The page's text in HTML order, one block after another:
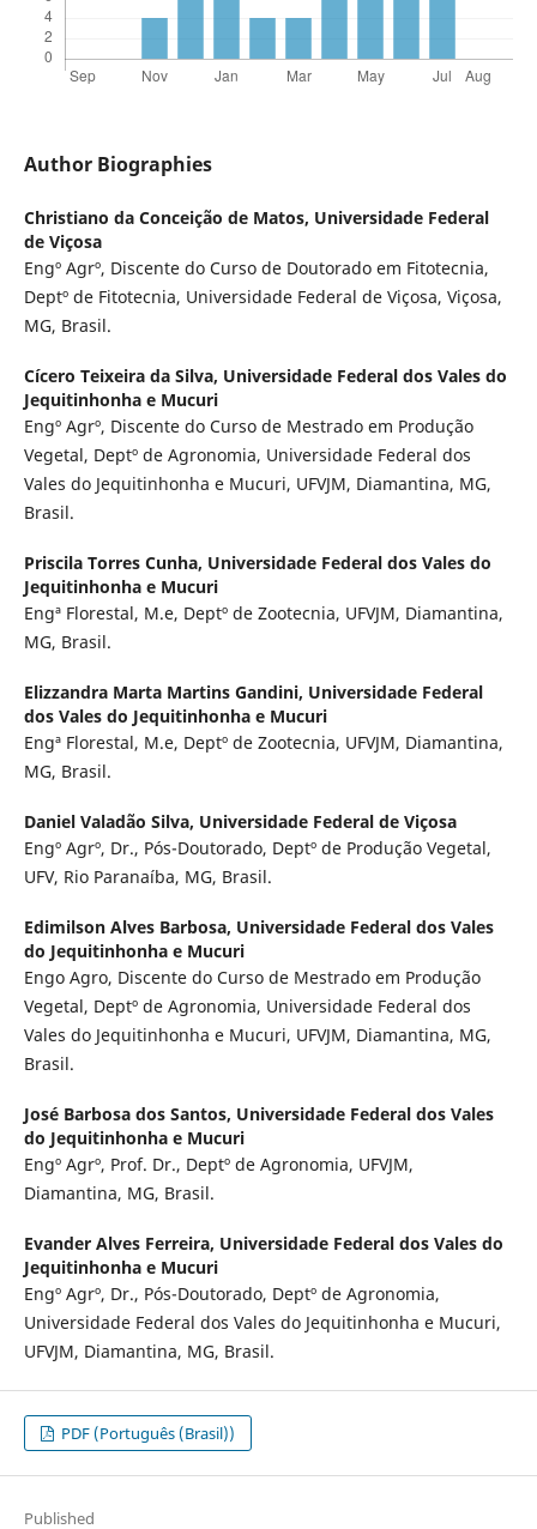
Author Biographies
Christiano da Conceição de Matos, Universidade Federal
de Viçosa
Engº Agrº, Discente do Curso de Doutorado em Fitotecnia,
Deptº de Fitotecnia, Universidade Federal de Viçosa, Viçosa,
MG, Brasil.
Cícero Teixeira da Silva, Universidade Federal dos Vales do
Jequitinhonha e Mucuri
Engº Agrº, Discente do Curso de Mestrado em Produção
Vegetal, Deptº de Agronomia, Universidade Federal dos
Vales do Jequitinhonha e Mucuri, UFVJM, Diamantina, MG,
Brasil.
Priscila Torres Cunha, Universidade Federal dos Vales do
Jequitinhonha e Mucuri
Engª Florestal, M.e, Deptº de Zootecnia, UFVJM, Diamantina,
MG, Brasil.
Elizzandra Marta Martins Gandini, Universidade Federal
dos Vales do Jequitinhonha e Mucuri
Engª Florestal, M.e, Deptº de Zootecnia, UFVJM, Diamantina,
MG, Brasil.
Daniel Valadão Silva, Universidade Federal de Viçosa
Engº Agrº, Dr., Pós-Doutorado, Deptº de Produção Vegetal,
UFV, Rio Paranaíba, MG, Brasil.
Edimilson Alves Barbosa, Universidade Federal dos Vales
do Jequitinhonha e Mucuri
Engo Agro, Discente do Curso de Mestrado em Produção
Vegetal, Deptº de Agronomia, Universidade Federal dos
Vales do Jequitinhonha e Mucuri, UFVJM, Diamantina, MG,
Brasil.
José Barbosa dos Santos, Universidade Federal dos Vales
do Jequitinhonha e Mucuri
Engº Agrº, Prof. Dr., Deptº de Agronomia, UFVJM,
Diamantina, MG, Brasil.
Evander Alves Ferreira, Universidade Federal dos Vales do
Jequitinhonha e Mucuri
Engº Agrº, Dr., Pós-Doutorado, Deptº de Agronomia,
Universidade Federal dos Vales do Jequitinhonha e Mucuri,
UFVJM, Diamantina, MG, Brasil.
PDF (Português (Brasil))
Published